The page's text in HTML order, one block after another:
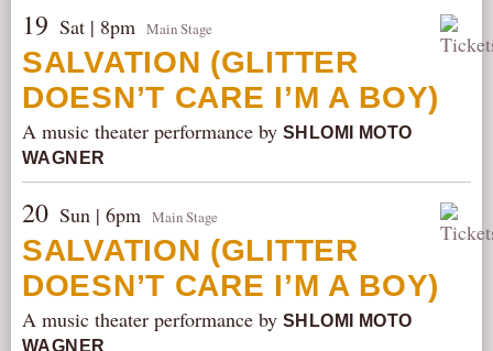
19 Sat | 8pm Main Stage
SALVATION (GLITTER
DOESN’T CARE I’M A BOY)
A music theater performance by SHLOMI MOTO
WAGNER
20 Sun | 6pm Main Stage
SALVATION (GLITTER
DOESN’T CARE I’M A BOY)
A music theater performance by SHLOMI MOTO
WAGNER